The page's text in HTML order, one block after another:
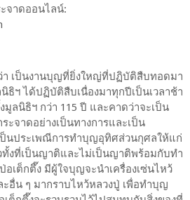
จาดออนไลน์:
า เป็นงานบุญที่ยิ่งใหญ่ที่ปฏิบัติสืบทอดมา
ฯ ได้ปฏิบัติสืบเนื่องมาทุกปีเป็นเวลาช้า
ลนิธิฯ กว่า 115 ปี และคาดว่าจะเป็น
จาดอย่างเป็นทางการและเป็น
ป็นประเพณีการทำบุญอุทิศส่วนกุศลให้แก่
งที่เป็นญาติและไม่เป็นญาติพร้อมกับทำ
เต็กตึ๊ง มีผู้ใจบุญจะนำเครื่องเซ่นไหว้
ะอื่น ๆ มากราบไหว้หลวงปู่ เพื่อทำบุญ